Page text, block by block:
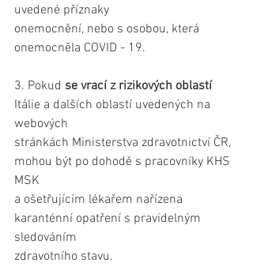
uvedené příznaky
onemocnění, nebo s osobou, která
onemocněla COVID - 19.
3. Pokud se vrací z rizikových oblastí
Itálie a dalších oblastí uvedených na
webových
stránkách Ministerstva zdravotnictví ČR,
mohou být po dohodě s pracovníky KHS
MSK
a ošetřujícím lékařem nařízena
karanténní opatření s pravidelným
sledováním
zdravotního stavu.